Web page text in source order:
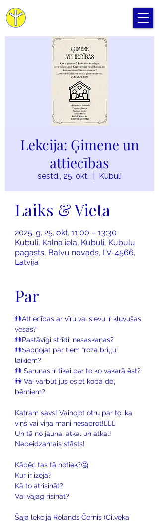
Lekcija: Ģimene un
attiecības
sestd., 25. okt. Kubuli
Laiks & Vieta
2025. g. 25. okt. 11:00 – 13:30
Kubuli, Kalna iela, Kubuli, Kubulu
pagasts, Balvu novads, LV-4566,
Latvija
Par
👫Attiecības ar vīru vai sievu ir kļuvušas
vēsas?
👫Pastāvīgi strīdi, nesaskaņas?
👫Sapņojat par tiem “rozā briļļu”
laikiem?
👫 Sarunas ir tikai par to ko vakarā ēst?
👫 Vai varbūt jūs esiet kopā dēļ
bērniem?
Katram savs! Vainojot otru par to, ka
viņš vai viņa mani nesaprot!🤷🏻‍♂️
Un tā no jauna, atkal un atkal!
Nebeidzamais stāsts!
Kāpēc tas tā notiek?🤔
Kur ir izeja?
Kā to atrisināt?
Vai vajag risināt?
Šajā lekcijā Rolands Černis (Cilvēka